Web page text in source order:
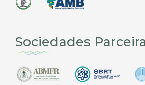
Sociedades